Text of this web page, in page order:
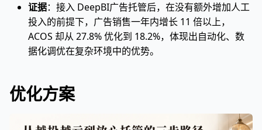
证据：接入 DeepBI广告托管后，在没有额外增加人工
投入的前提下，广告销售一年内增长 11 倍以上，
ACOS 却从 27.8% 优化到 18.2%，体现出自动化、数
据化调优在复杂环境中的优势。
优化方案